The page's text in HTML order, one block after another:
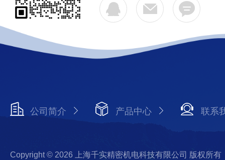
公司简介 产品中心 联系
Copyright © 2026 上海千实精密机电科技有限公司 版权所有